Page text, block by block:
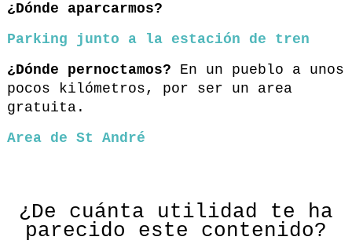
¿Dónde aparcarmos?
Parking junto a la estación de tren
¿Dónde pernoctamos? En un pueblo a unos
pocos kilómetros, por ser un area
gratuita.
Area de St André
¿De cuánta utilidad te ha
parecido este contenido?